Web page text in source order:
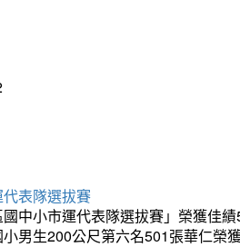
表隊選拔賽
中小市運代表隊選拔賽」榮獲佳
男生200公尺第六名501張華仁